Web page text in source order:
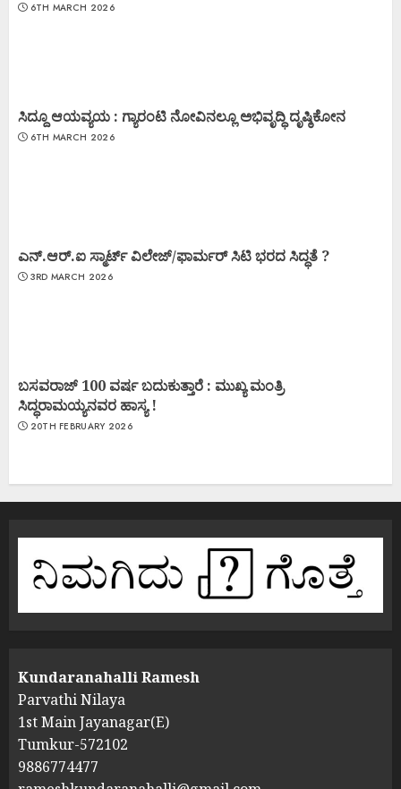
6TH MARCH 2026
ಸಿದ್ದೂ ಆಯವ್ಯಯ : ಗ್ಯಾರಂಟಿ ನೋವಿನಲ್ಲೂ ಅಭಿವೃದ್ಧಿ ದೃಷ್ಠಿಕೋನ
6TH MARCH 2026
ಎನ್.ಆರ್.ಐ ಸ್ಮಾರ್ಟ್ ವಿಲೇಜ್/ಫಾರ್ಮರ್ ಸಿಟಿ ಭರದ ಸಿದ್ಧತೆ ?
3RD MARCH 2026
ಬಸವರಾಜ್ 100 ವರ್ಷ ಬದುಕುತ್ತಾರೆ : ಮುಖ್ಯ ಮಂತ್ರಿ
ಸಿದ್ಧರಾಮಯ್ಯನವರ ಹಾಸ್ಯ !
20TH FEBRUARY 2026
Kundaranahalli Ramesh
Parvathi Nilaya
1st Main Jayanagar(E)
Tumkur-572102
9886774477